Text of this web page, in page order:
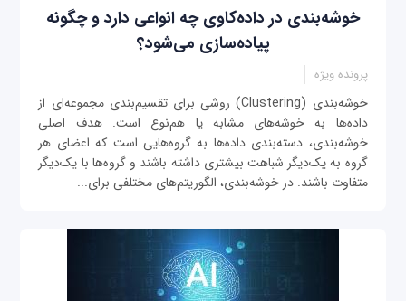
خوشه‌بندی در داده‌‌کاوی چه انواعی دارد و چگونه
پیاده‌سازی می‌شود؟
پرونده ویژه
خوشه‌بندی (Clustering) روشی برای تقسیم‌بندی مجموعه‌ای از
داده‌ها به خوشه‌های مشابه یا هم‌نوع است. هدف اصلی
خوشه‌بندی، دسته‌بندی داده‌ها به گروه‌هایی است که اعضای هر
گروه به یک‌دیگر شباهت بیشتری داشته باشند و گروه‌ها با یک‌دیگر
متفاوت باشند. در خوشه‌بندی، الگوریتم‌های مختلفی برای...